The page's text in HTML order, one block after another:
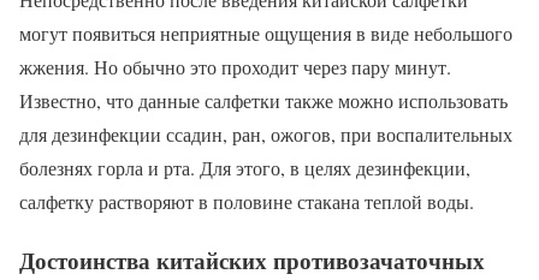
могут появиться неприятные ощущения в виде небольшого
жжения. Но обычно это проходит через пару минут.
Известно, что данные салфетки также можно использовать
для дезинфекции ссадин, ран, ожогов, при воспалительных
болезнях горла и рта. Для этого, в целях дезинфекции,
салфетку растворяют в половине стакана теплой воды.
Достоинства китайских противозачаточных